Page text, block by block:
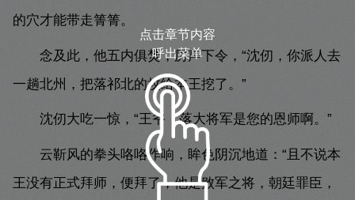
的穴才能带走箐箐。
念及此，他五内俱焚，厉声下令，“沈仞，你派人去
一趟北州，把落祁北的坟给本王挖了。”
沈仞大吃一惊，“王爷，落大将军是您的恩师啊。”
云靳风的拳头咯咯作响，眸色阴沉地道：“且不说本
王没有正式拜师，便拜了，他是败军之将，朝廷罪臣，
点击章节内容
呼出菜单